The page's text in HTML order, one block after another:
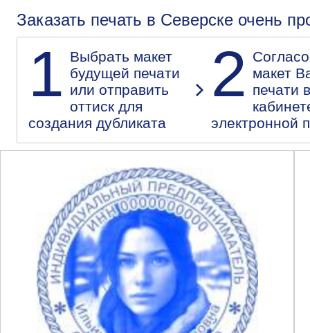
Заказать печать в Северске очень
1 Выбрать макет
будущей печати
или отправить
оттиск для
создания дубликата
2
макет
печати
электронной